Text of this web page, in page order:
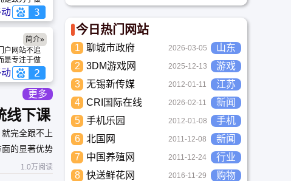
深化产教融
大复兴输送
写高水平大
爱用"的实用
府阳光行政
企业群众办事
社情民意的
续优化功能体
力娄底市营
能力现代
户网站不追
是专注于做
爱用”的实用
府阳光行政
企业群众办事
社情民意的
续优化功能体
力怀化市治
构建高效、
提供坚实的
简介»
更多
线下课
完全跟不上
的显著优势
1.0万阅读
工都到广东去，广东连续37
今日热门网站
1 聊城市政府 2026-03-05
山东
2
3DM游戏网 2025-12-13
游戏
3
无锡新传媒 2012-01-11
江苏
4
CRI国际在线 2026-02-11
新闻
5
手机乐园 2012-01-08
手机
6
北国网 2011-12-08
新闻
7
中国养殖网 2011-12-24
行业
8
快送鲜花网 2016-11-29
购物